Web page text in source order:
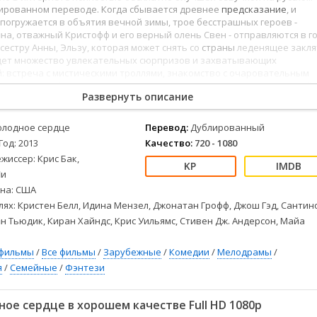
Детские
Драмы
Комедии
Спорт
Триллеры
Ужасы
2022
2021
Зарубежные
Фильмы из соцетей
переводе. Когда сбывается древнее предсказание, и
в объятия вечной зимы, трое бесстрашных героев -
отважный Кристофф и его верный олень Свен - отправляются в
Анны, Эльзу, которая может снять со страны леденящее
множество увлекательных сюрпризов и захватывающих
имени Олаф, горные вершины покруче Эвереста и магия в каждой
и Кристоффу предстоит сплотиться и противостоять могучей
и тех, кто им дорог.
Развернуть описание
сердце
2013
Крис Бак,
США
Перевод: Дублированный
Качество: 720 - 1080
Кристен Белл, Идина Мензел, Джонатан Грофф, Джош Гэд,
Тьюдик, Киран Хайндс, Крис Уильямс, Стивен Дж. Андерсон, Майа
/Все фильмы / Зарубежные /Комедии /Мелодрамы /
/Семейные /Фэнтези
сердце в хорошем качестве Full HD 1080p